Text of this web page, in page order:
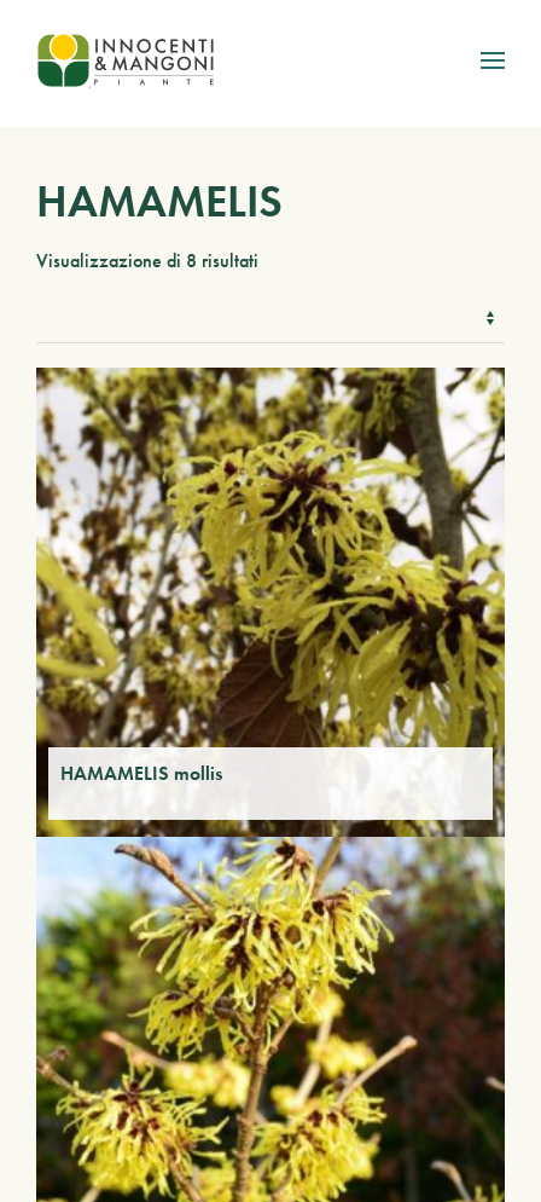
Skip to main content
HAMAMELIS
Visualizzazione di 8 risultati
HAMAMELIS mollis